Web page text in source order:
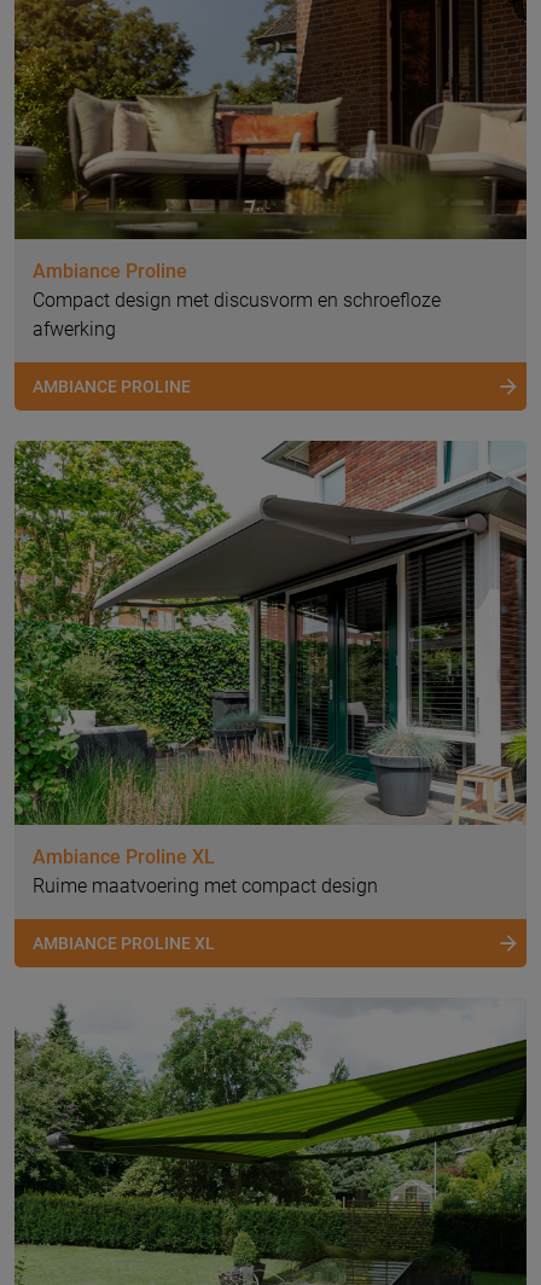
Ambiance Proline
Compact design met discusvorm en schroefloze
afwerking
AMBIANCE PROLINE
Ambiance Proline XL
Ruime maatvoering met compact design
AMBIANCE PROLINE XL